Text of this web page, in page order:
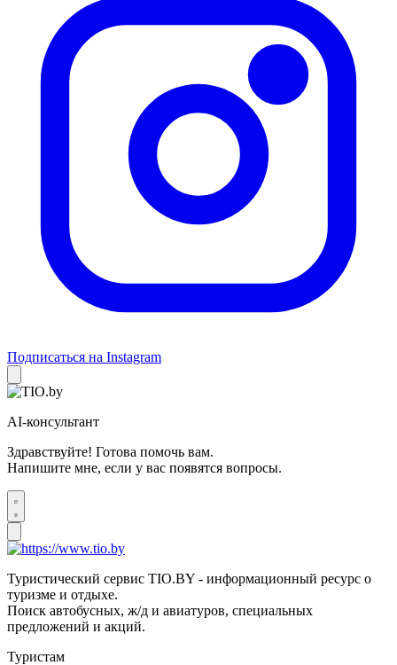
Подписаться на Instagram
AI-консультант
Здравствуйте! Готова помочь вам.
Напишите мне, если у вас появятся вопросы.
Туристический сервис TIO.BY - информационный ресурс о
туризме и отдыхе.
Поиск автобусных, ж/д и авиатуров, специальных
предложений и акций.
Туристам